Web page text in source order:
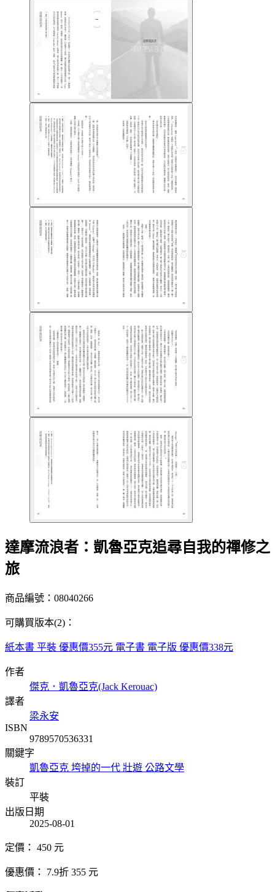
達摩流浪者：凱魯亞克追尋自我的禪修之
旅
商品編號：08040266
可購買版本(2)：
紙本書 平裝 優惠價355元 電子書 電子版 優惠價338元
作者
傑克．凱魯亞克(Jack Kerouac)
譯者
梁永安
ISBN
9789570536331
關鍵字
凱魯亞克 垮掉的一代 壯遊 公路文學
裝訂
平裝
出版日期
2025-08-01
定價： 450 元
優惠價： 7.9折 355 元